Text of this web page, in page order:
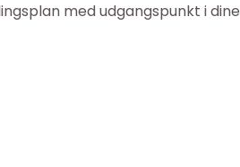
med udgangspunkt i dine